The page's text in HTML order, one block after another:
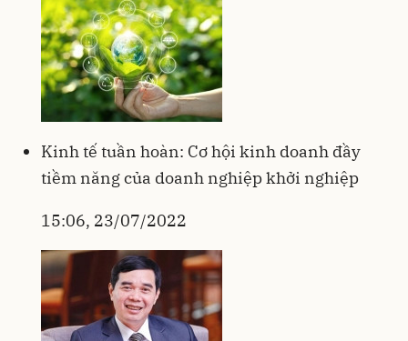
Kinh tế tuần hoàn: Cơ hội kinh doanh đầy
tiềm năng của doanh nghiệp khởi nghiệp
15:06, 23/07/2022